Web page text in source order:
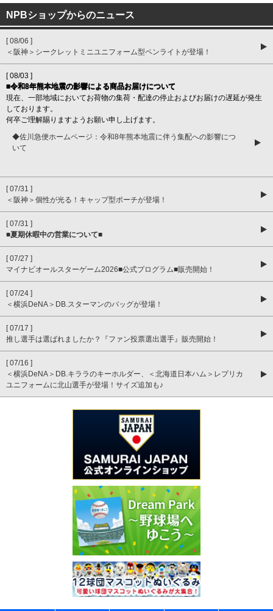
NPBショップからのニュース
[ 08/06 ]
＜阪神＞シークレットミニユニフォーム型ペンライトが登場！
[ 08/03 ]
■令和8年熊本地震の影響による商品お届けについて
現在、一部地域においてお荷物の集荷・配達の停止およびお届けの遅延が発生
しております。
何卒ご理解賜りますようお願い申し上げます。
◆佐川急便ホームページ：令和8年熊本地震に伴う集配への影響につ
いて
[ 07/31 ]
＜阪神＞個性が光る！キャップ型ポーチが登場！
[ 07/31 ]
■夏期休暇中の営業について■
[ 07/27 ]
マイナビオールスターゲーム2026■公式プログラム■販売開始！
[ 07/24 ]
＜横浜DeNA＞DB.スターマンのバッグが登場！
[ 07/17 ]
推し選手は選ばれましたか？『ファン投票選出選手』販売開始！
[ 07/16 ]
＜横浜DeNA＞DB.キララのキーホルダー、＜北海道日本ハム＞レプリカ
ユニフォームに北山選手が登場！サイズ追加も♪